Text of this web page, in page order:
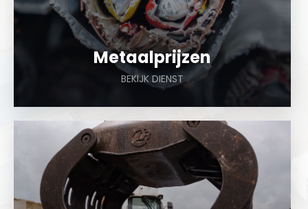
Metaalprijzen
BEKIJK DIENST